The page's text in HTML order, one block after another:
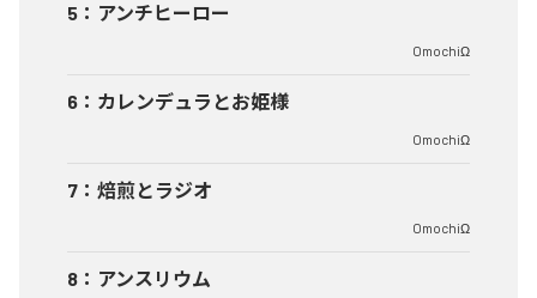
5 ： アンチヒーロー
OmochiΩ
6 ： カレンデュラとお姫様
OmochiΩ
7 ： 焙煎とラジオ
OmochiΩ
8 ： アンスリウム